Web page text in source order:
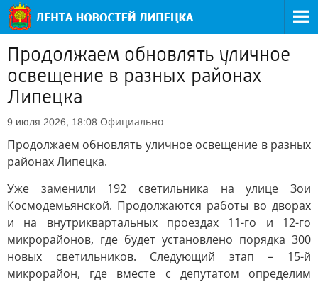
Продолжаем обновлять уличное
освещение в разных районах
Липецка
9 июля 2026, 18:08 Официально
Продолжаем обновлять уличное освещение в разных
районах Липецка.
Уже заменили 192 светильника на улице Зои
Космодемьянской. Продолжаются работы во дворах
и на внутриквартальных проездах 11-го и 12-го
микрорайонов, где будет установлено порядка 300
новых светильников. Следующий этап – 15-й
микрорайон, где вместе с депутатом определим